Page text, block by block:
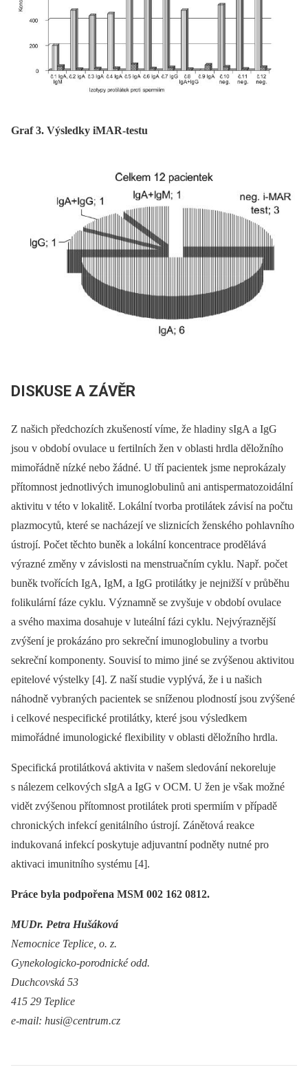
Graf 3. Výsledky iMAR-testu
DISKUSE A ZÁVĚR
Z našich předchozích zkušeností víme, že hladiny sIgA a IgG
jsou v období ovulace u fertilních žen v oblasti hrdla děložního
mimořádně nízké nebo žádné. U tří pacientek jsme neprokázaly
přítomnost jednotlivých imunoglobulinů ani antispermatozoidální
aktivitu v této v lokalitě. Lokální tvorba protilátek závisí na počtu
plazmocytů, které se nacházejí ve sliznicích ženského pohlavního
ústrojí. Počet těchto buněk a lokální koncentrace prodělává
výrazné změny v závislosti na menstruačním cyklu. Např. počet
buněk tvořících IgA, IgM, a IgG protilátky je nejnižší v průběhu
folikulární fáze cyklu. Významně se zvyšuje v období ovulace
a svého maxima dosahuje v luteální fázi cyklu. Nejvýraznější
zvýšení je prokázáno pro sekreční imunoglobuliny a tvorbu
sekreční komponenty. Souvisí to mimo jiné se zvýšenou aktivitou
epitelové výstelky [4]. Z naší studie vyplývá, že i u našich
náhodně vybraných pacientek se sníženou plodností jsou zvýšené
i celkové nespecifické protilátky, které jsou výsledkem
mimořádné imunologické flexibility v oblasti děložního hrdla.
Specifická protilátková aktivita v našem sledování nekoreluje
s nálezem celkových sIgA a IgG v OCM. U žen je však možné
vidět zvýšenou přítomnost protilátek proti spermiím v případě
chronických infekcí genitálního ústrojí. Zánětová reakce
indukovaná infekcí poskytuje adjuvantní podněty nutné pro
aktivaci imunitního systému [4].
Práce byla podpořena MSM 002 162 0812.
MUDr. Petra Hušáková
Nemocnice Teplice, o. z.
Gynekologicko-porodnické odd.
Duchcovská 53
415 29 Teplice
e-mail: husi@centrum.cz